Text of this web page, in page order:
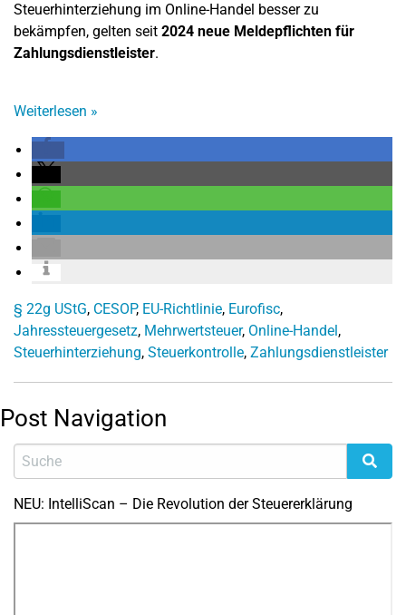
Steuerhinterziehung im Online-Handel besser zu
bekämpfen, gelten seit 2024 neue Meldepflichten für
Zahlungsdienstleister.
Weiterlesen »
§ 22g UStG, CESOP, EU-Richtlinie, Eurofisc,
Jahressteuergesetz, Mehrwertsteuer, Online-Handel,
Steuerhinterziehung, Steuerkontrolle, Zahlungsdienstleister
Post Navigation
NEU: IntelliScan – Die Revolution der Steuererklärung